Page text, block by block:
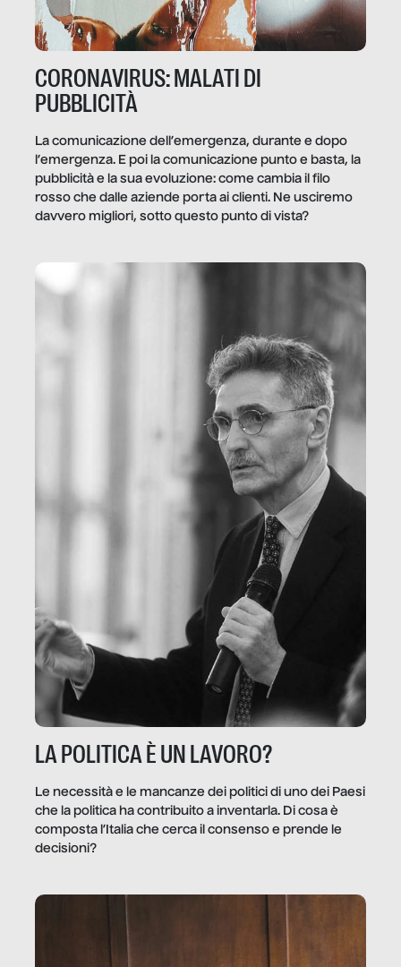
CORONAVIRUS: MALATI DI
PUBBLICITÀ
La comunicazione dell’emergenza, durante e dopo
l’emergenza. E poi la comunicazione punto e basta, la
pubblicità e la sua evoluzione: come cambia il filo
rosso che dalle aziende porta ai clienti. Ne usciremo
davvero migliori, sotto questo punto di vista?
LA POLITICA È UN LAVORO?
Le necessità e le mancanze dei politici di uno dei Paesi
che la politica ha contribuito a inventarla. Di cosa è
composta l’Italia che cerca il consenso e prende le
decisioni?